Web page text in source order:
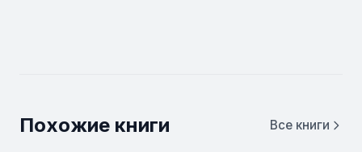
Похожие книги Все книги